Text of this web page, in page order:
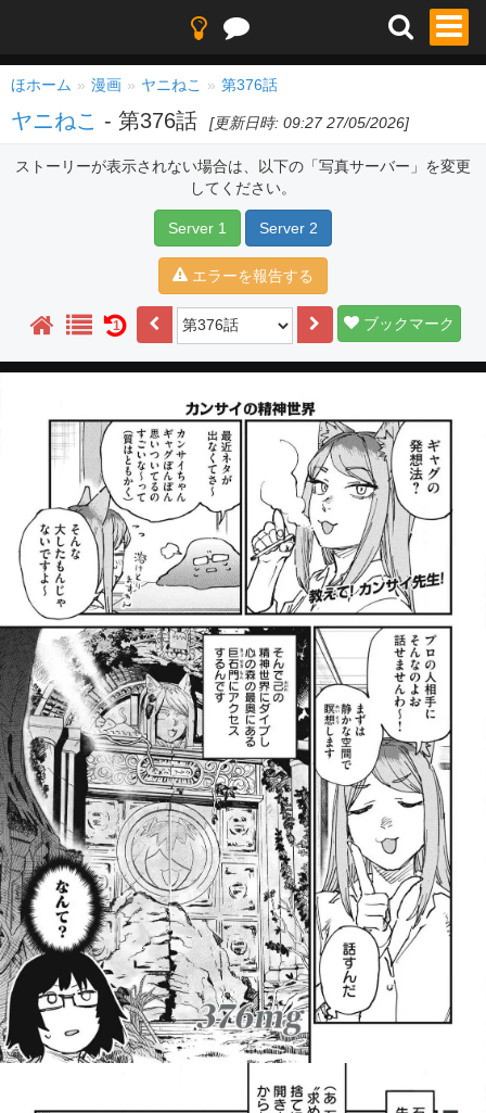
ほホーム 漫画 ヤニねこ 第376話
ヤニねこ - 第376話 [更新日時: 09:27 27/05/2026]
ストーリーが表示されない場合は、以下の「写真サーバー」を変更
してください。
Server 1 Server 2
エラーを報告する
1 ブックマーク